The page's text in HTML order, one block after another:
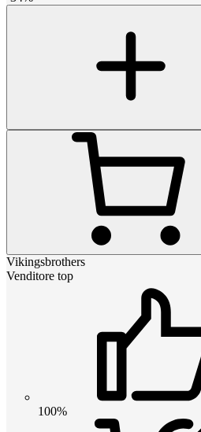
Vikingsbrothers
Venditore top
100%